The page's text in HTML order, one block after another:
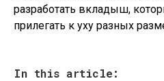
разработать вкладыш,
прилегать к уху разных
In this article: